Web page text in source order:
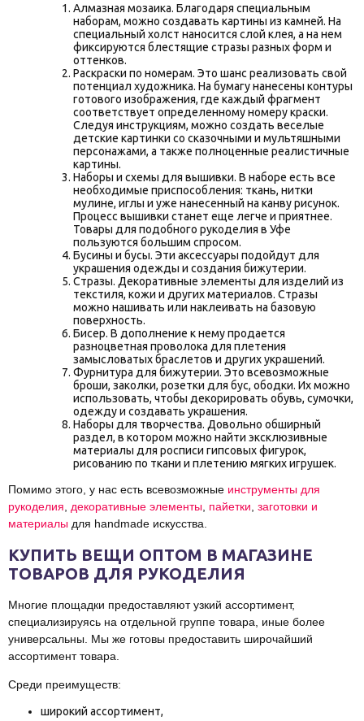
Алмазная мозаика. Благодаря специальным
наборам, можно создавать картины из камней. На
специальный холст наносится слой клея, а на нем
фиксируются блестящие стразы разных форм и
оттенков.
Раскраски по номерам. Это шанс реализовать свой
потенциал художника. На бумагу нанесены контуры
готового изображения, где каждый фрагмент
соответствует определенному номеру краски.
Следуя инструкциям, можно создать веселые
детские картинки со сказочными и мультяшными
персонажами, а также полноценные реалистичные
картины.
Наборы и схемы для вышивки. В наборе есть все
необходимые приспособления: ткань, нитки
мулине, иглы и уже нанесенный на канву рисунок.
Процесс вышивки станет еще легче и приятнее.
Товары для подобного рукоделия в Уфе
пользуются большим спросом.
Бусины и бусы. Эти аксессуары подойдут для
украшения одежды и создания бижутерии.
Стразы. Декоративные элементы для изделий из
текстиля, кожи и других материалов. Стразы
можно нашивать или наклеивать на базовую
поверхность.
Бисер. В дополнение к нему продается
разноцветная проволока для плетения
замысловатых браслетов и других украшений.
Фурнитура для бижутерии. Это всевозможные
броши, заколки, розетки для бус, ободки. Их можно
использовать, чтобы декорировать обувь, сумочки,
одежду и создавать украшения.
Наборы для творчества. Довольно обширный
раздел, в котором можно найти эксклюзивные
материалы для росписи гипсовых фигурок,
рисованию по ткани и плетению мягких игрушек.
Помимо этого, у нас есть всевозможные инструменты для
рукоделия
декоративные элементы пайетки заготовки и
материалы для handmade искусства.
КУПИТЬ ВЕЩИ ОПТОМ В МАГАЗИНЕ
ТОВАРОВ ДЛЯ РУКОДЕЛИЯ
Многие площадки предоставляют узкий ассортимент,
специализируясь на отдельной группе товара, иные более
универсальны. Мы же готовы предоставить широчайший
ассортимент товара.
Среди преимуществ:
широкий ассортимент,